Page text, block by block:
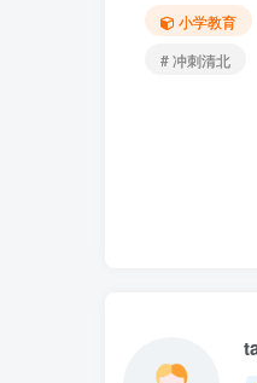
小学教育
# 冲刺清北